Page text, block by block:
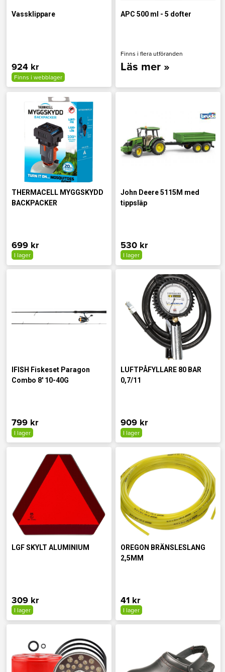
Vassklippare
924 kr
Finns i webblager
APC 500 ml - 5 dofter
Finns i flera utföranden
Läs mer »
THERMACELL MYGGSKYDD
BACKPACKER
699 kr
I lager
John Deere 5115M med
tippsläp
530 kr
I lager
IFISH Fiskeset Paragon
Combo 8' 10-40G
799 kr
I lager
LUFTPÅFYLLARE 80 BAR
0,7/11
909 kr
I lager
LGF SKYLT ALUMINIUM
309 kr
I lager
OREGON BRÄNSLESLANG
2,5MM
41 kr
I lager